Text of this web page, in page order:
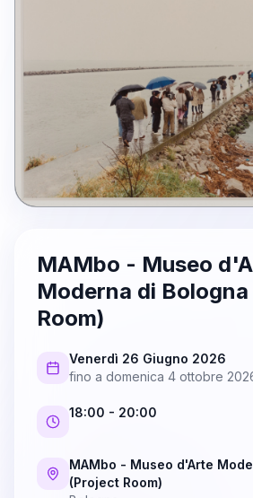
MAMbo - Museo
Moderna di
Room)
Venerdì 26 Giugno 2026
fino a domenica 4 ottobre
18:00 - 20:00
MAMbo - Museo d'Arte
(Project Room)